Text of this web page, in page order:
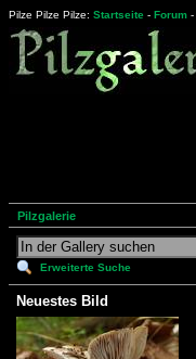
Pilze Pilze Pilze: Startseite - Forum -
Pilzgalerie
Erweiterte Suche
Neuestes Bild